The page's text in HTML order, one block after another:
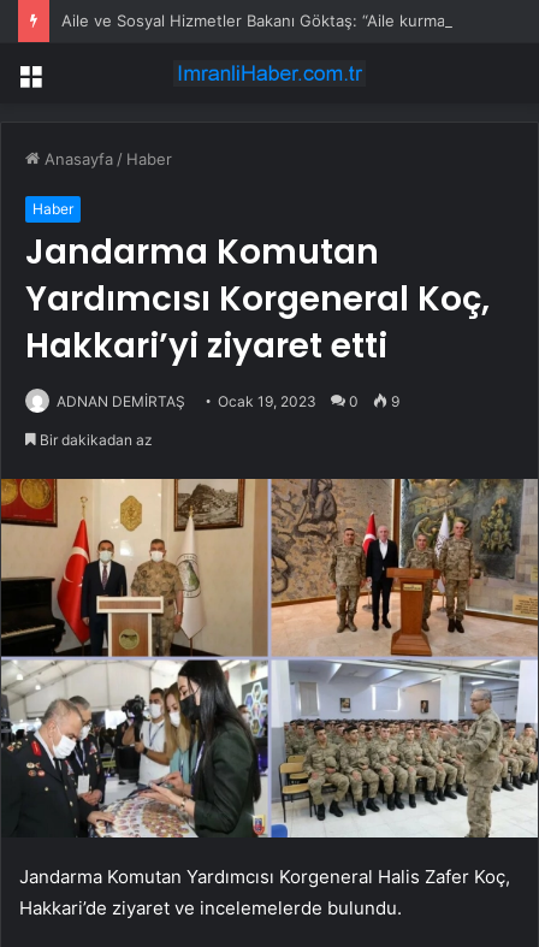
Menü
Anasayfa / Haber
Haber
Jandarma Komutan
Yardımcısı Korgeneral Koç,
Hakkari’yi ziyaret etti
ADNAN DEMİRTAŞ Ocak 19, 2023 0 9
Bir dakikadan az
Jandarma Komutan Yardımcısı Korgeneral Halis Zafer Koç,
Hakkari’de ziyaret ve incelemelerde bulundu.